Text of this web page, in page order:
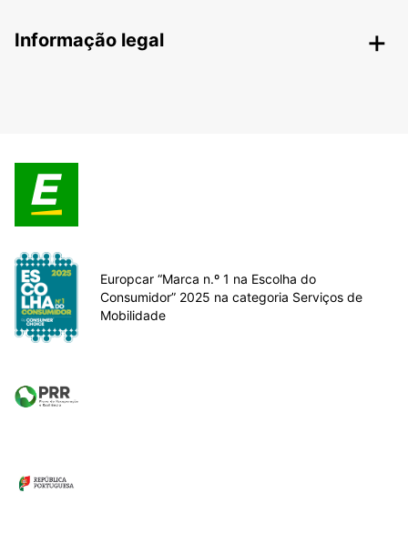
Informação legal
Europcar “Marca n.º 1 na Escolha do
Consumidor” 2025 na categoria Serviços de
Mobilidade